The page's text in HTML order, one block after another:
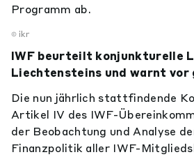
Programm ab.
ikr
IWF beurteilt konjunkturelle
Liechtensteins und warnt vor
Die nun jährlich stattfindende
Artikel IV des IWF-
der Beobachtung und Analyse
Finanzpolitik aller IWF-